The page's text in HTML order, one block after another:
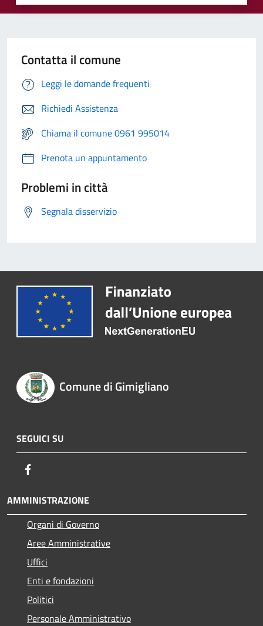
Contatta il comune
Leggi le domande frequenti
Richiedi Assistenza
Chiama il comune 0961 995014
Prenota un appuntamento
Problemi in città
Segnala disservizio
Comune di Gimigliano
SEGUICI SU
AMMINISTRAZIONE
Organi di Governo
Aree Amministrative
Uffici
Enti e fondazioni
Politici
Personale Amministrativo